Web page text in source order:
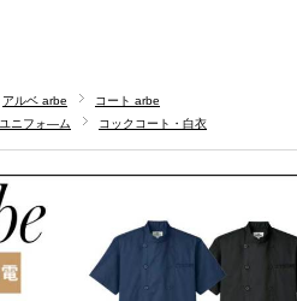
アルベ arbe
コート arbe
ニフォ―ム
コックコート・白衣